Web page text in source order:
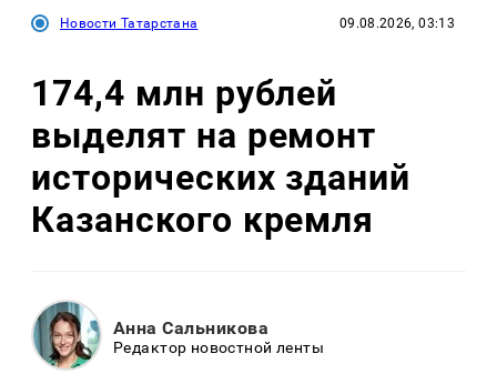
Новости Татарстана 09.08.2026, 03:13
174,4 млн рублей
выделят на ремонт
исторических зданий
Казанского кремля
Анна Сальникова
Редактор новостной ленты